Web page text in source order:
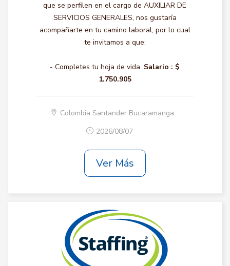
que se perfilen en el cargo de AUXILIAR DE
SERVICIOS GENERALES, nos gustaría
acompañarte en tu camino laboral, por lo cual
te invitamos a que:
- Completes tu hoja de vida. Salario : $
1.750.905
Colombia Santander Bucaramanga
2026/08/07
Ver Más